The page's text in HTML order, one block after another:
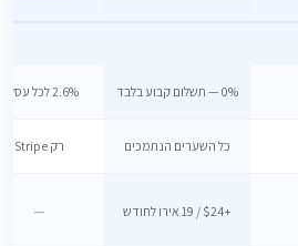
0% — תשלום קבוע בלבד 2.6% לכל עסקה
כל השערים הנתמכים רק Stripe
+$24 / 19 אירו לחודש —